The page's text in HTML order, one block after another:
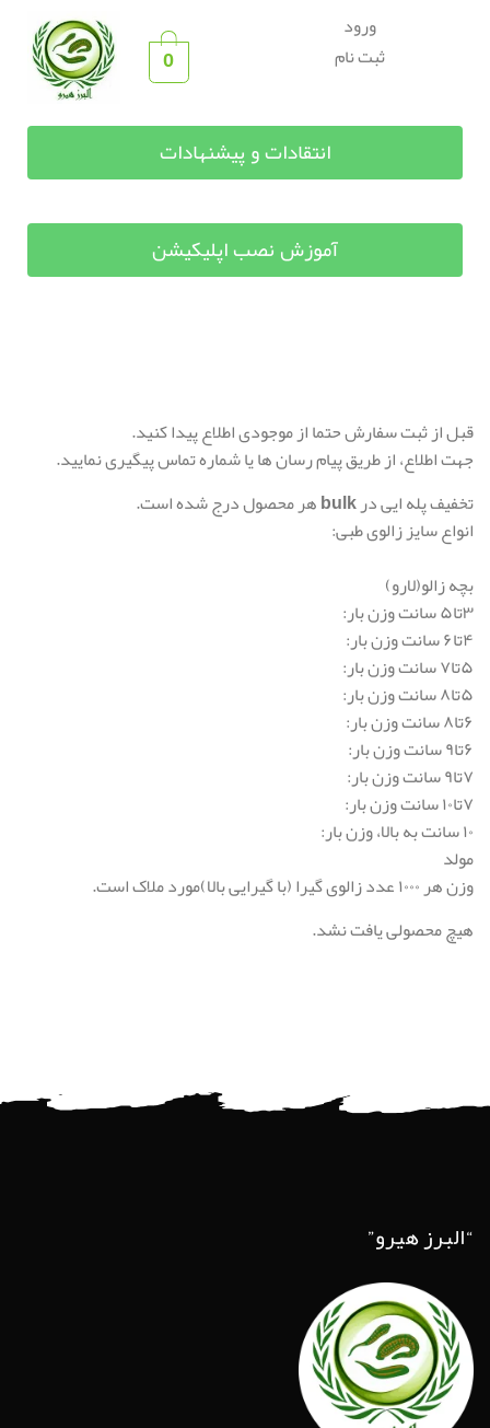
ورود
ثبت نام
0
انتقادات و پیشنهادات
آموزش نصب اپلیکیشن
قبل از ثبت سفارش حتما از موجودی اطلاع پیدا کنید.
جهت اطلاع، از طریق پیام رسان ها یا شماره تماس پیگیری نمایید.
تخفیف پله ایی در bulk هر محصول درج شده است.
انواع سایز زالوی طبی:
بچه زالو(لارو)
۳تا۵ سانت وزن بار:
۴تا۶ سانت وزن بار:
۵تا۷ سانت وزن بار:
۵تا۸ سانت وزن بار:
۶تا۸ سانت وزن بار:
۶تا۹ سانت وزن بار:
۷تا۹ سانت وزن بار:
۷تا۱۰ سانت وزن بار:
۱۰ سانت به بالا، وزن بار:
مولد
وزن هر ۱۰۰۰ عدد زالوی گیرا (با گیرایی بالا)مورد ملاک است.
هیچ محصولی یافت نشد.
“البرز هیرو”